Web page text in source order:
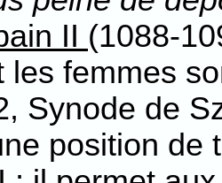
II (1088-
les femmes
Synode de
position de